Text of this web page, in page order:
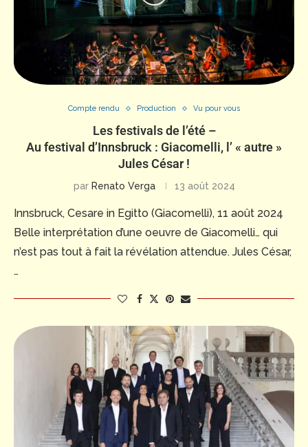
Compte rendu Production Vu pour vous
Les festivals de l’été –
Au festival d’Innsbruck : Giacomelli, l’ « autre »
Jules César !
par Renato Verga 13 août 2024
Innsbruck, Cesare in Egitto (Giacomelli), 11 août 2024
Belle interprétation d’une oeuvre de Giacomelli… qui
n’est pas tout à fait la révélation attendue. Jules César,
…